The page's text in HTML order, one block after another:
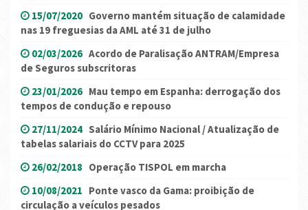
15/07/2020 Governo mantém situação de calamidade
nas 19 freguesias da AML até 31 de julho
02/03/2026 Acordo de Paralisação ANTRAM/Empresa
de Seguros subscritoras
23/01/2026 Mau tempo em Espanha: derrogação dos
tempos de condução e repouso
27/11/2024 Salário Mínimo Nacional / Atualização de
tabelas salariais do CCTV para 2025
26/02/2018 Operação TISPOL em marcha
10/08/2021 Ponte vasco da Gama: proibição de
circulação a veículos pesados